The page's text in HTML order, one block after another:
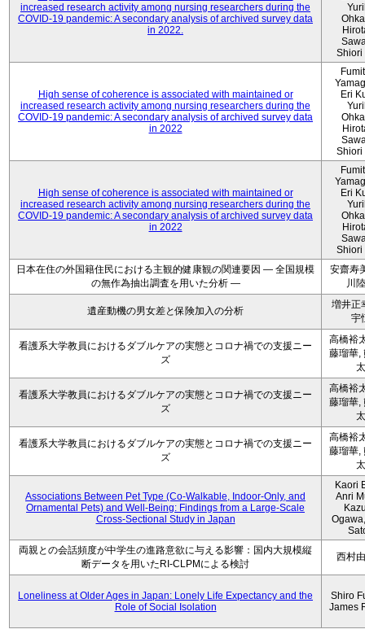
increased research activity among nursing researchers during the
COVID-19 pandemic: A secondary analysis of archived survey data
in 2022.
Shiori
High sense of coherence is associated with maintained or
increased research activity among nursing researchers during the
COVID-19 pandemic: A secondary analysis of archived survey data
in 2022
Eri
Shiori
High sense of coherence is associated with maintained or
increased research activity among nursing researchers during the
COVID-19 pandemic: A secondary analysis of archived survey data
in 2022
Eri
Shiori
日本在住の外国籍住民における主観的健康観の関連要因 ― 全国規模
の無作為抽出調査を用いた分析 ―
安齋寿
川
遺産動機の男女差と保険加入の分析
増井正
宇
看護系大学教員におけるダブルケアの実態とコロナ禍での支援ニー
ズ
高橋裕
藤瑠華,
太
看護系大学教員におけるダブルケアの実態とコロナ禍での支援ニー
ズ
高橋裕
藤瑠華,
太
看護系大学教員におけるダブルケアの実態とコロナ禍での支援ニー
ズ
高橋裕
藤瑠華,
太
Associations Between Pet Type (Co-Walkable, Indoor-Only, and
Ornamental Pets) and Well-Being: Findings from a Large-Scale
Cross-Sectional Study in Japan
Kaori
Anri
両親との会話頻度が中学生の進路意欲に与える影響：国内大規模縦
断データを用いたRI-CLPMによる検討
西村
Loneliness at Older Ages in Japan: Lonely Life Expectancy and the
Role of Social Isolation
Shiro
James